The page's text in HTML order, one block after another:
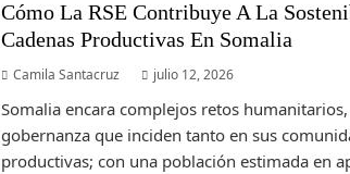
Cómo La RSE Contribuye A La
Cadenas Productivas En Somalia
Camila Santacruz julio 12, 2026
Somalia encara complejos retos
gobernanza que inciden tanto en sus
productivas; con una población estimada en